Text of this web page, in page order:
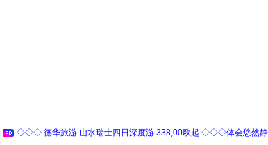
◇◇◇ 德华旅游 山水瑞士四日深度游 338,00欧起 ◇◇◇体会悠然静